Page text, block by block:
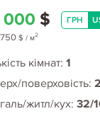
000 $ ГРН
750 $ / м2
кімнат: 1
поверховість:
житл/кух: 32/